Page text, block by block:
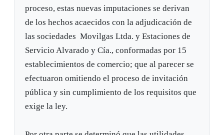
proceso, estas nuevas imputaciones se derivan
de los hechos acaecidos con la adjudicación de
las sociedades Movilgas Ltda. y Estaciones de
Servicio Alvarado y Cía., conformadas por 15
establecimientos de comercio; que al parecer se
efectuaron omitiendo el proceso de invitación
pública y sin cumplimiento de los requisitos que
exige la ley.